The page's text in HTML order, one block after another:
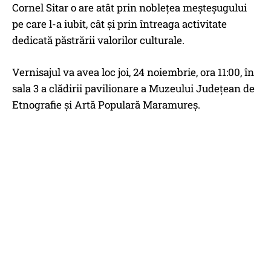
Cornel Sitar o are atât prin noblețea meșteșugului
pe care l-a iubit, cât și prin întreaga activitate
dedicată păstrării valorilor culturale.
Vernisajul va avea loc joi, 24 noiembrie, ora 11:00, în
sala 3 a clădirii pavilionare a Muzeului Județean de
Etnografie și Artă Populară Maramureș.